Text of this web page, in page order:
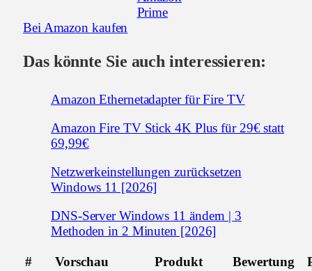
Bei Amazon kaufen
Das könnte Sie auch interessieren:
Amazon Ethernetadapter für Fire TV
Amazon Fire TV Stick 4K Plus für 29€ statt
69,99€
Netzwerkeinstellungen zurücksetzen
Windows 11 [2026]
DNS-Server Windows 11 ändern | 3
Methoden in 2 Minuten [2026]
# Vorschau Produkt Bewertung